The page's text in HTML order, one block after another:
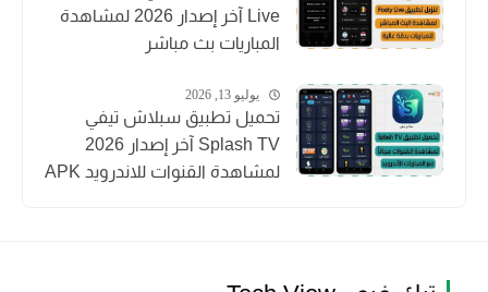
Live آخر إصدار 2026 لمشاهدة
المباريات بث مباشر
يوليو 13, 2026
تحميل تطبيق سبلاش تيفي
Splash TV آخر إصدار 2026
لمشاهدة القنوات للاندرويد APK